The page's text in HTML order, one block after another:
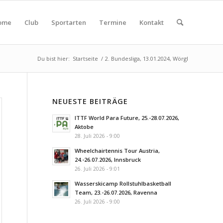
Club Sportarten Termine Kontakt
Du bist hier: Startseite / 2. Bundesliga, 13.01.2024, Wörgl
NEUESTE BEITRÄGE
ITTF World Para Future, 25.-28.07.2026,
Aktobe
28. Juli 2026 - 9:00
Wheelchairtennis Tour Austria,
24.-26.07.2026, Innsbruck
26. Juli 2026 - 9:01
Wasserskicamp Rollstuhlbasketball
Team, 23.-26.07.2026, Ravenna
26. Juli 2026 - 9:00